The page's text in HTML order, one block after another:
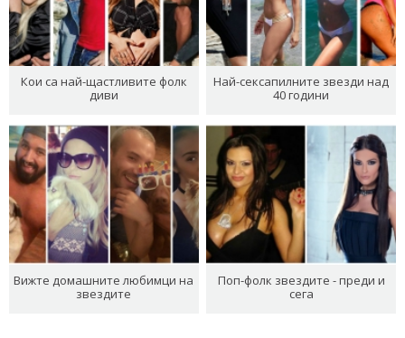
Кои са най-щастливите фолк
диви
Най-сексапилните звезди над
40 години
Вижте домашните любимци на
звездите
Поп-фолк звездите - преди и
сега